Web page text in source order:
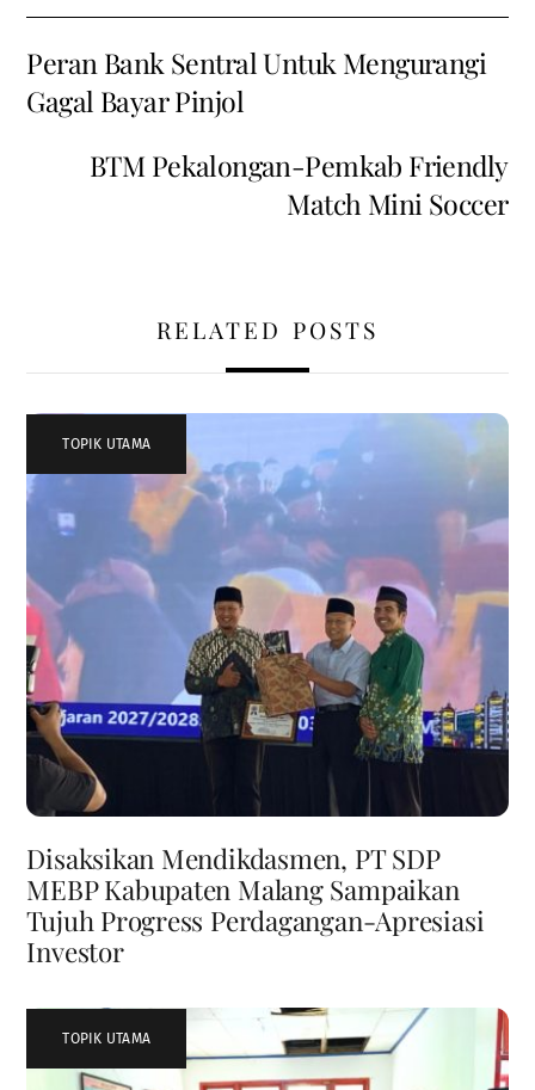
Peran Bank Sentral Untuk Mengurangi
Gagal Bayar Pinjol
BTM Pekalongan-Pemkab Friendly
Match Mini Soccer
RELATED POSTS
TOPIK UTAMA
Disaksikan Mendikdasmen, PT SDP
MEBP Kabupaten Malang Sampaikan
Tujuh Progress Perdagangan-Apresiasi
Investor
TOPIK UTAMA